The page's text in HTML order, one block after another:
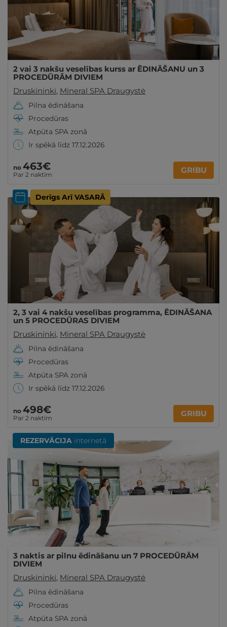
2 vai 3 nakšu veselības kurss ar ĒDINĀŠANU un 3
PROCEDŪRĀM DIVIEM
Druskininki, Mineral SPA Draugystė
Pilna ēdināšana
Procedūras
Atpūta SPA zonā
Ir spēkā līdz 17.12.2026
no 463€
Par 2 naktīm GRIBU
Derīgs Arī VASARĀ
2, 3 vai 4 nakšu veselības programma, ĒDINĀŠANA
un 5 PROCEDŪRAS DIVIEM
Druskininki, Mineral SPA Draugystė
Pilna ēdināšana
Procedūras
Atpūta SPA zonā
Ir spēkā līdz 17.12.2026
no 498€
Par 2 naktīm GRIBU
REZERVĀCIJA internetā
3 naktis ar pilnu ēdināšanu un 7 PROCEDŪRĀM
DIVIEM
Druskininki, Mineral SPA Draugystė
Pilna ēdināšana
Procedūras
Atpūta SPA zonā